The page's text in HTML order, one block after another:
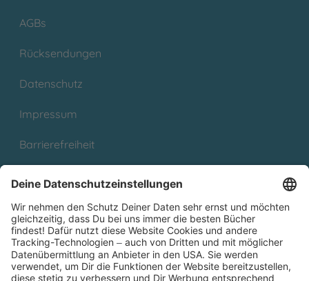
AGBs
Rücksendungen
Datenschutz
Impressum
Barrierefreiheit
Partnerprogramm (Affiliate)
Folge uns auf